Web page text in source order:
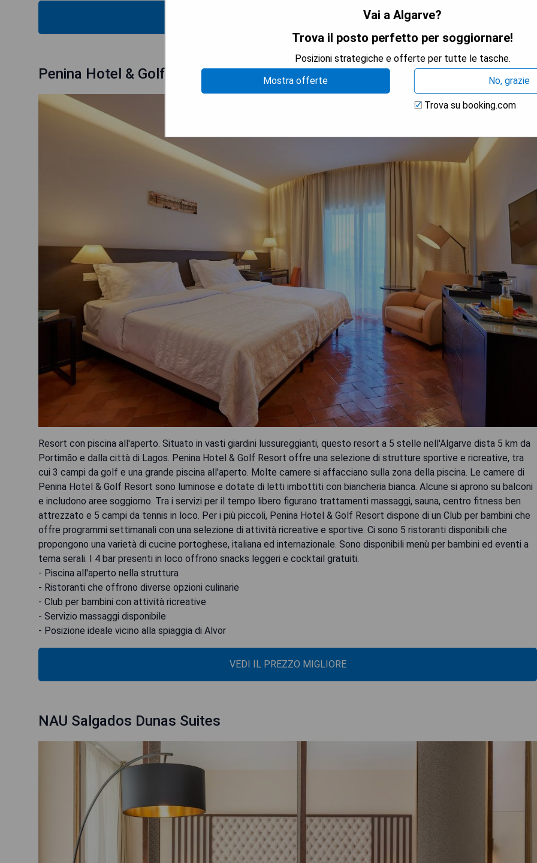
Penina Hotel & Golf Resort
Resort con piscina all'aperto. Situato in vasti giardini lussureggianti, questo resort a 5 stelle nell'Algarve dista 5 km da
Portimão e dalla città di Lagos. Penina Hotel & Golf Resort offre una selezione di strutture sportive e ricreative, tra
cui 3 campi da golf e una grande piscina all'aperto. Molte camere si affacciano sulla zona della piscina. Le camere di
Penina Hotel & Golf Resort sono luminose e dotate di letti imbottiti con biancheria bianca. Alcune si aprono su balconi
e includono aree soggiorno. Tra i servizi per il tempo libero figurano trattamenti massaggi, sauna, centro fitness ben
attrezzato e 5 campi da tennis in loco. Per i più piccoli, Penina Hotel & Golf Resort dispone di un Club per bambini che
offre programmi settimanali con una selezione di attività ricreative e sportive. Ci sono 5 ristoranti disponibili che
propongono una varietà di cucine portoghese, italiana ed internazionale. Sono disponibili menù per bambini ed eventi a
tema serali. I 4 bar presenti in loco offrono snacks leggeri e cocktail gratuiti.
- Piscina all'aperto nella struttura
- Ristoranti che offrono diverse opzioni culinarie
- Club per bambini con attività ricreative
- Servizio massaggi disponibile
- Posizione ideale vicino alla spiaggia di Alvor
VEDI IL PREZZO MIGLIORE
NAU Salgados Dunas Suites
Vai a Algarve?
Trova il posto perfetto per soggiornare!
Posizioni strategiche e offerte per tutte le tasche.
Mostra offerte
No, grazie
Trova su booking.com